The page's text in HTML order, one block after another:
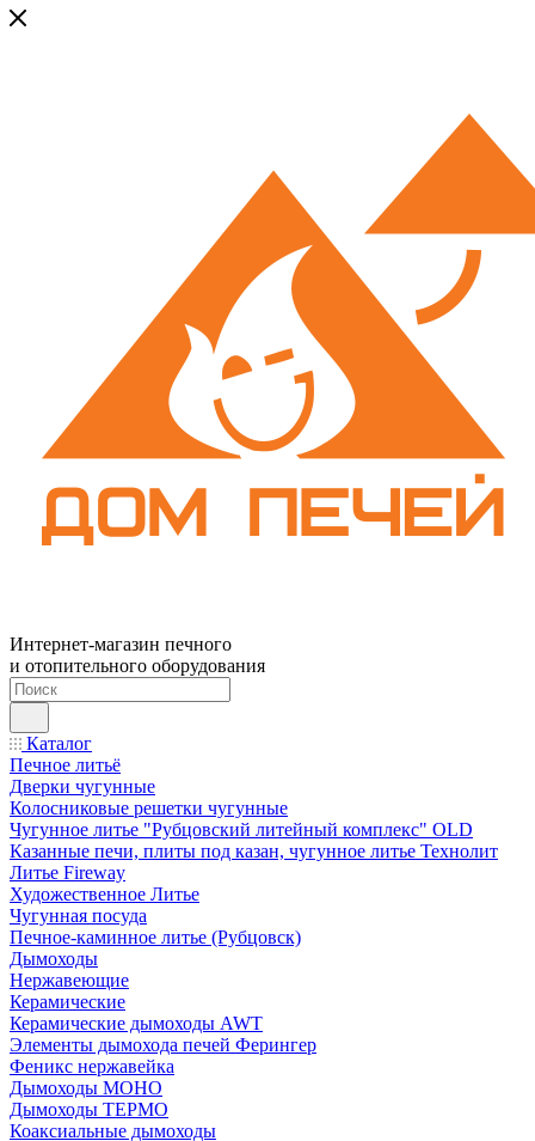
Интернет-магазин печного
и отопительного оборудования
Каталог
Печное литьё
Дверки чугунные
Колосниковые решетки чугунные
Чугунное литье "Рубцовский литейный комплекс" OLD
Казанные печи, плиты под казан, чугунное литье Технолит
Литье Fireway
Художественное Литье
Чугунная посуда
Печное-каминное литье (Рубцовск)
Дымоходы
Нержавеющие
Керамические
Керамические дымоходы AWT
Элементы дымохода печей Ферингер
Феникс нержавейка
Дымоходы МОНО
Дымоходы ТЕРМО
Коаксиальные дымоходы